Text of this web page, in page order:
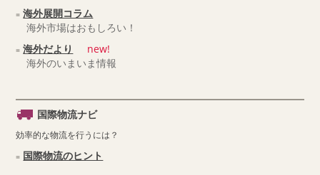
海外展開コラム
海外市場はおもしろい！
海外だより
new!
海外のいまいま情報
国際物流ナビ
効率的な物流を行うには？
国際物流のヒント